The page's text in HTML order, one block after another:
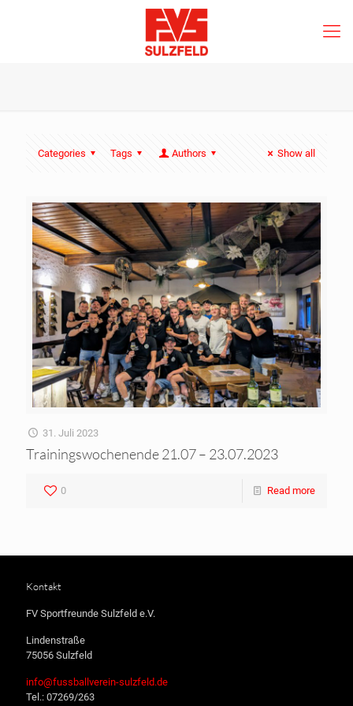
Categories Tags Authors Show all
31. Juli 2023
Trainingswochenende 21.07 – 23.07.2023
0 Read more
Kontakt
FV Sportfreunde Sulzfeld e.V.
Lindenstraße
75056 Sulzfeld
info@fussballverein-sulzfeld.de
Tel.: 07269/263